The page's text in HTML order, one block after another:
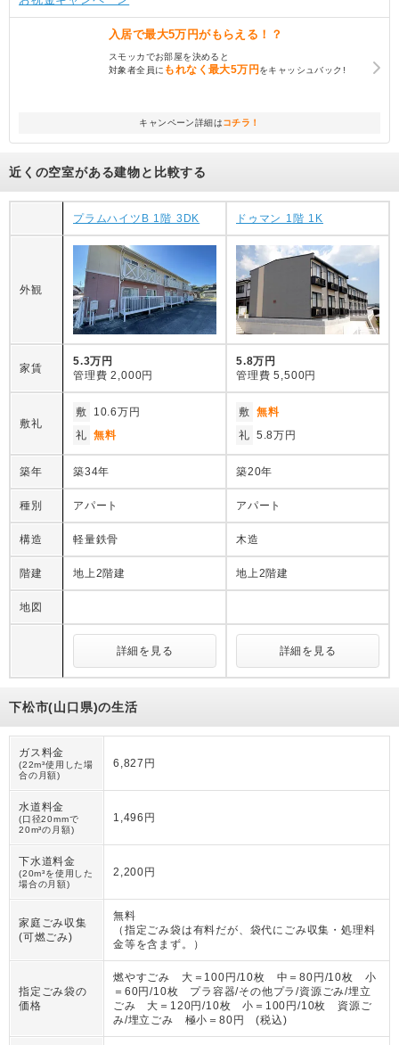
入居で最大5万円がもらえる！？
スモッカでお部屋を決めると
対象者全員に もれなく最大5万円をキャッシュバック!
キャンペーン詳細はコチラ！
近くの空室がある建物と比較する
プラムハイツB 1階 3DK ドゥマン 1階 1K
外観
家賃
5.3万円
管理費 2,000円
5.8万円
管理費 5,500円
敷礼
敷
10.6万円
礼 無料
敷 無料
礼 5.8万円
築年 築34年 築20年
種別 アパート アパート
構造 軽量鉄骨 木造
階建 地上2階建 地上2階建
地図
詳細を見る 詳細を見る
下松市(山口県)の生活
ガス料金
(22m³使用した場
合の月額)
6,827円
水道料金
(口径20mmで
20m³の月額)
1,496円
下水道料金
(20m³を使用した
場合の月額)
2,200円
家庭ごみ収集
(可燃ごみ)
無料
（ 指定ごみ袋は有料だが、袋代にごみ収集・処理料
金等を含まず。
）
指定ごみ袋の
価格
燃やすごみ 大＝100円/10枚 中＝80円/10枚 小
＝60円/10枚 プラ容器/その他プラ/資源ごみ/埋立
ごみ 大＝120円/10枚 小＝100円/10枚 資源ご
み/埋立ごみ 極小＝80円 (税込)